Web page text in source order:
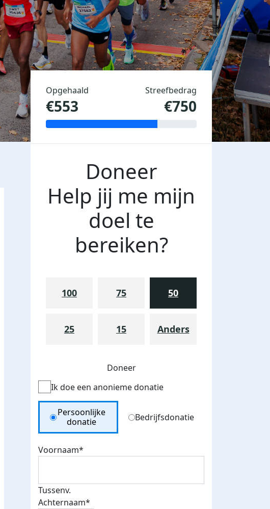
Opgehaald
€553
Streefbedrag
€750
Doneer
Help jij me mijn
doel te
bereiken?
100 75 50
25 15 Anders
Doneer
Ik doe een anonieme donatie
Donation Type
Persoonlijke
donatie
Bedrijfsdonatie
Voornaam*
Tussenv.
Achternaam*